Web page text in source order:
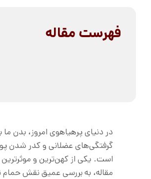
فهرست مقاله
در دنیای پرهیاهوی امروز،
گرفتگی‌های عضلانی و کدر شدن
است. یکی از کهن‌ترین و
مقاله، به بررسی عمیق نقش حمام